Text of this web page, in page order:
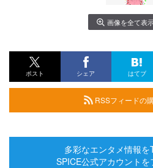
画像を全て表
ポスト シェア はてブ
RSSフィードの
多彩なエンタメ情報
SPICE公式アカウントを